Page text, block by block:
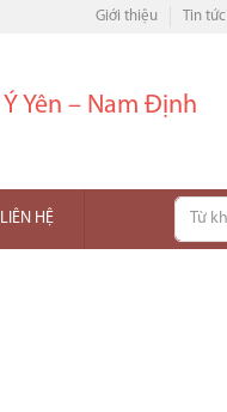
Giới thiệu Tin tức
Yên – Nam Định
LIÊN HỆ